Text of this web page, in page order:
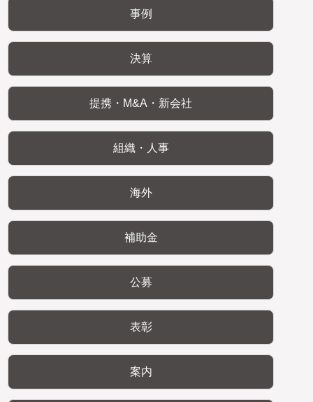
事例
決算
提携・M&A・新会社
組織・人事
海外
補助金
公募
表彰
案内